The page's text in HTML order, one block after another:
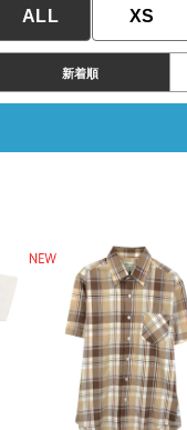
ALL XS
新着順